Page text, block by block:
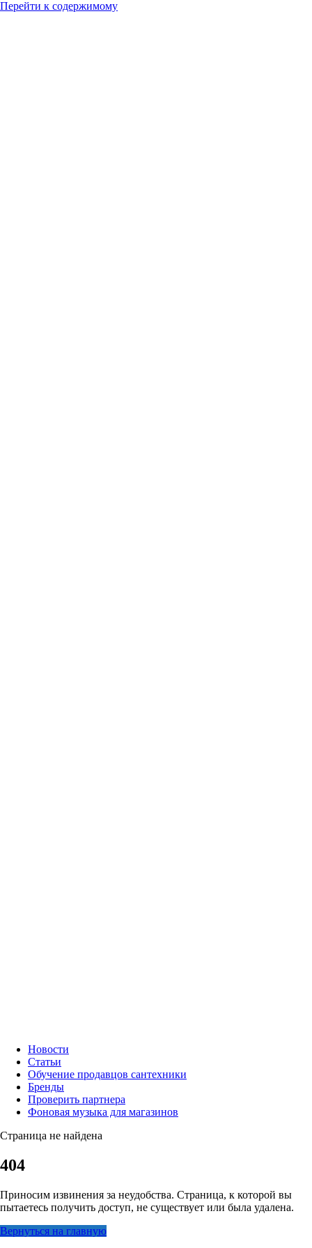
Перейти к содержимому
Новости
Статьи
Обучение продавцов сантехники
Бренды
Проверить партнера
Фоновая музыка для магазинов
Страница не найдена
404
Приносим извинения за неудобства. Страница, к которой вы
пытаетесь получить доступ, не существует или была удалена.
Вернуться на главную